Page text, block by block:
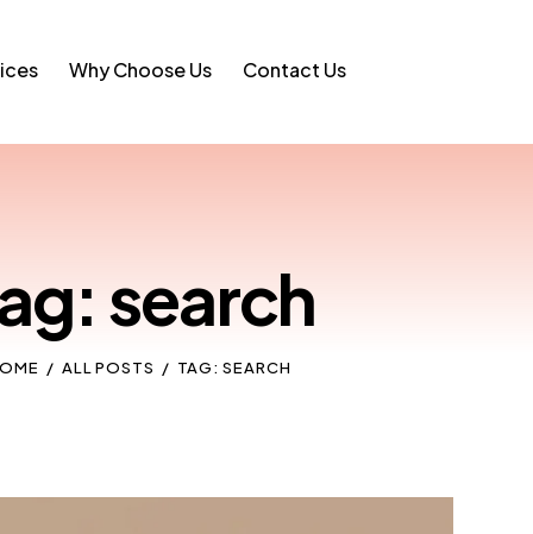
Why Choose Us Contact Us
search
ALL POSTS TAG: SEARCH